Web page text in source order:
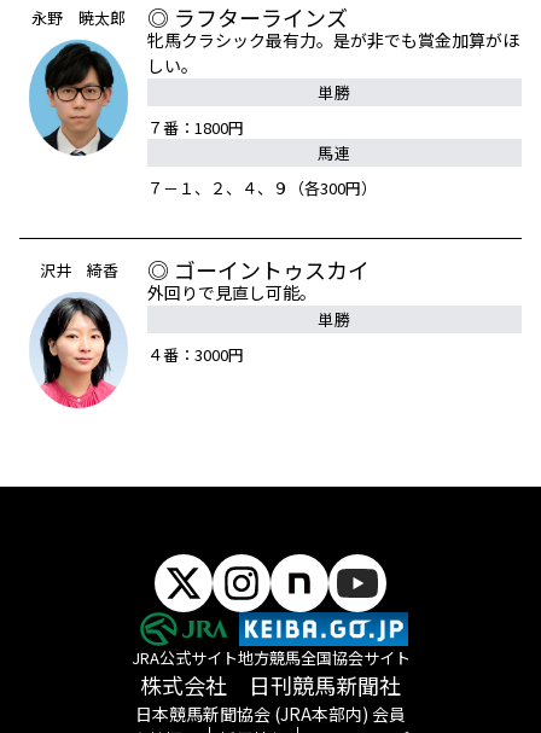
永野 暁太郎 ◎ ラフターラインズ
牝馬クラシック最有力。是が非でも賞金加算がほ
しい。
単勝
７番：1800円
馬連
７－１、２、４、９（各300円）
沢井 綺香 ◎ ゴーイントゥスカイ
外回りで見直し可能。
単勝
４番：3000円
JRA公式サイト地方競馬全国協会サイト
株式会社 日刊競馬新聞社
日本競馬新聞協会 (JRA本部内) 会員